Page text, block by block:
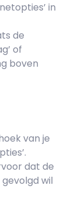
in
de
of
boven
van je
dat de
wil